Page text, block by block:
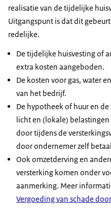
realisatie van de tijdelijke
Uitgangspunt is dat dit
redelijke.
De tijdelijke huisvesting of
extra kosten aangeboden.
De kosten voor gas, water
van het bedrijf.
De hypotheek of huur en de
licht en (lokale)
door tijdens de
door ondernemer zelf
Ook omzetderving en
versterking komen onder
aanmerking. Meer
Vergoeding van schade